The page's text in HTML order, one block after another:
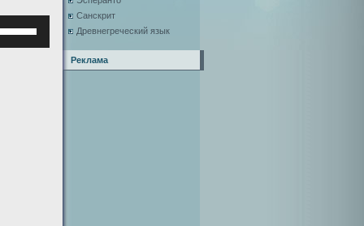
Санскрит
Древнегреческий язык
Реклама